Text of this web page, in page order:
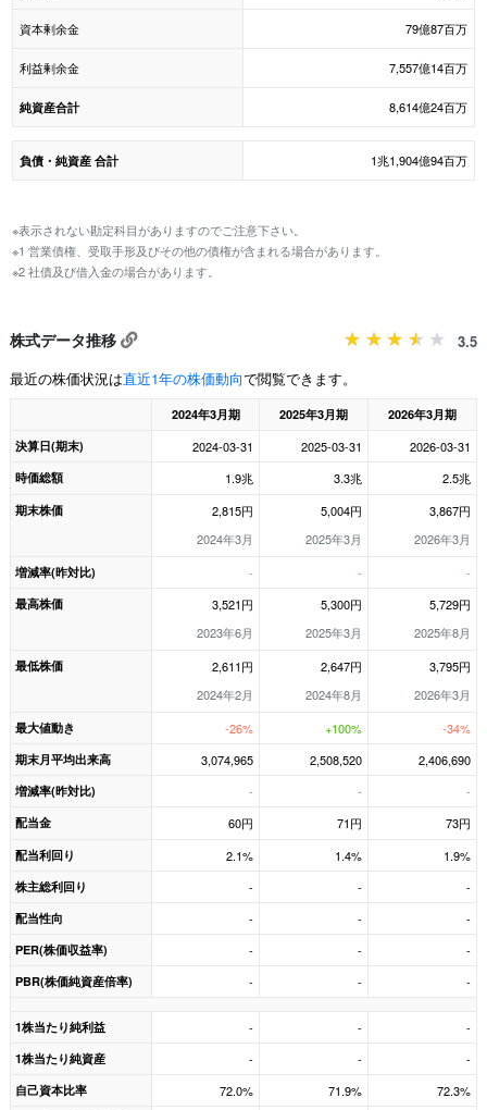
資本剰余金 79億87百万
利益剰余金 7,557億14百万
純資産合計 8,614億24百万
負債・純資産 合計 1兆1,904億94百万
※表示されない勘定科目がありますのでご注意下さい。
※1 営業債権、受取手形及びその他の債権が含まれる場合があります。
※2 社債及び借入金の場合があります。
株式データ推移
3.5
最近の株価状況は直近1年の株価動向で閲覧できます。
2024年3月期 2025年3月期
2026年3月期
決算日(期末)
2024-03-31 2025-03-31 2026-03-31
時価総額 1.9兆 3.3兆 2.5兆
期末株価
2,815円
2024年3月
5,004円
2025年3月
3,867円
2026年3月
増減率(昨対比) - - -
最高株価
3,521円
2023年6月
5,300円
2025年3月
5,729円
2025年8月
最低株価
2,611円
2024年2月
2,647円
2024年8月
3,795円
2026年3月
最大値動き -26% +100% -34%
期末月平均出来高 3,074,965 2,508,520 2,406,690
増減率(昨対比) - - -
配当金 60円 71円 73円
配当利回り 2.1% 1.4% 1.9%
株主総利回り - - -
配当性向 - - -
PER(株価収益率) - - -
PBR(株価純資産倍率) - - -
1株当たり純利益 - - -
1株当たり純資産 - - -
自己資本比率 72.0% 71.9% 72.3%